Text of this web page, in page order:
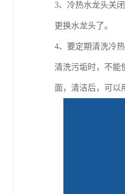
3、冷热水龙头关
更换水龙头了。
4、要定期清洗冷
清洗污垢时，不能
面，清洁后，可以